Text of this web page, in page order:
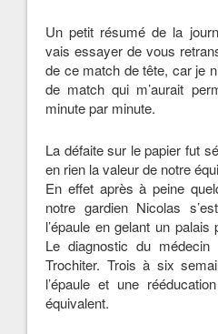
Un petit résumé de la
vais essayer de vous
de ce match de tête, car je
de match qui m’aurait
minute par minute.
La défaite sur le papier fut
en rien la valeur de notre
En effet après à peine
notre gardien Nicolas
l’épaule en gelant un
Le diagnostic du
Trochiter. Trois à six
l’épaule et une
équivalent.